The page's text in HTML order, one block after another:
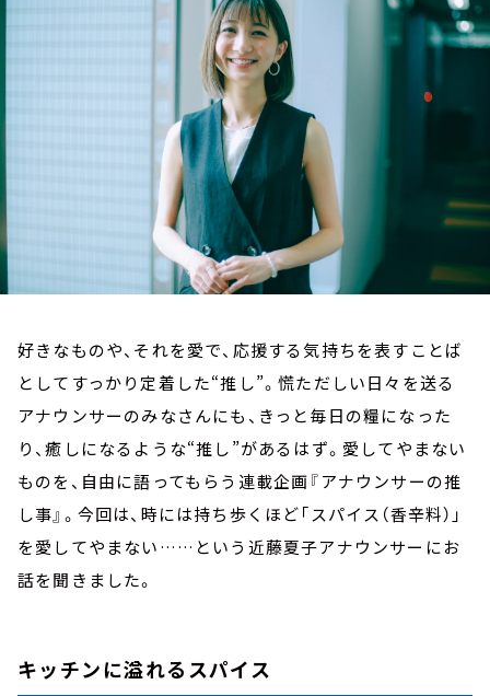
イベント・グッズ
好きなものや、それを愛で、応援する気持ちを表すことば
としてすっかり定着した“推し”。慌ただしい日々を送る
アナウンサーのみなさんにも、きっと毎日の糧になった
り、癒しになるような“推し”があるはず。愛してやまない
ものを、自由に語ってもらう連載企画『アナウンサーの推
し事』。今回は、時には持ち歩くほど「スパイス（香辛料）」
を愛してやまない……という近藤夏子アナウンサーにお
話を聞きました。
キッチンに溢れるスパイス